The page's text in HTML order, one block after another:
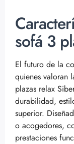
sofá 3
El futuro de la
quienes valoran
plazas relax
durabilidad,
superior.
o acogedores,
prestaciones